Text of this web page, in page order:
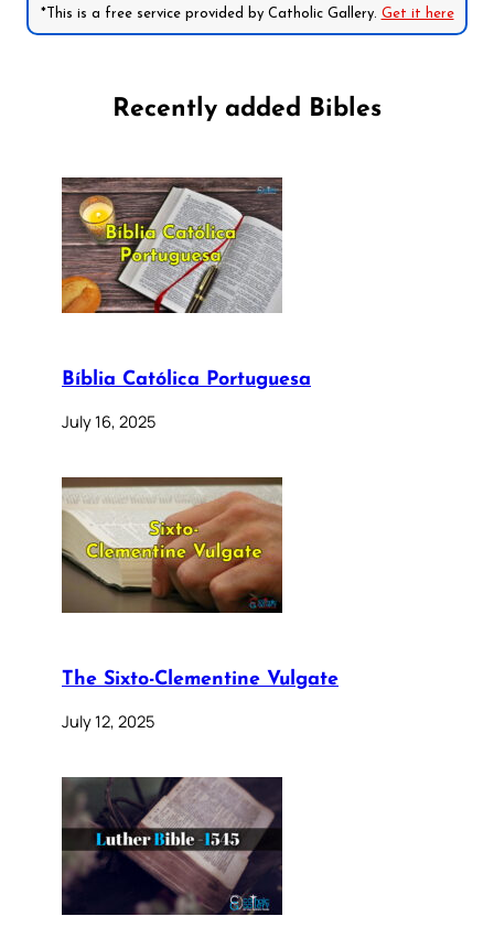
*This is a free service provided by Catholic Gallery. Get it here
Recently added Bibles
Bíblia Católica Portuguesa
July 16, 2025
The Sixto-Clementine Vulgate
July 12, 2025